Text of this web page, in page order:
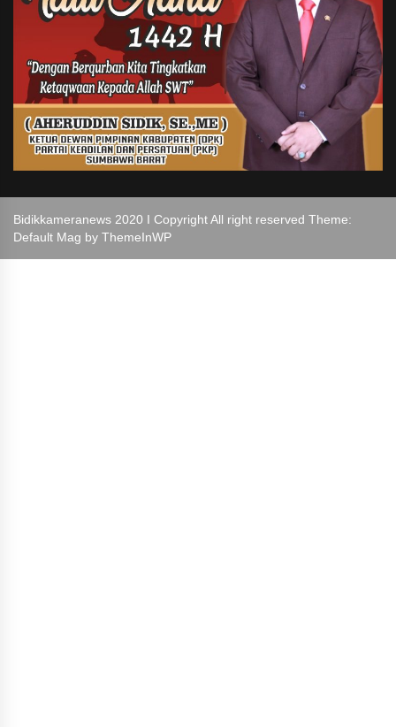
Bidikkameranews 2020 I Copyright All right reserved Theme:
Default Mag by ThemeInWP